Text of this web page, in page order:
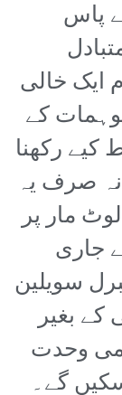
پاس
ایک خالی
کے
کیے رکھنا
صرف یہ
مار پر
جاری
سویلین
بغیر
وحدت
گے۔